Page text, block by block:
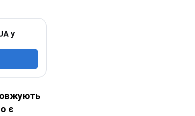
у
є